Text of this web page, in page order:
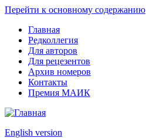
Перейти к основному содержанию
Главная
Редколлегия
Для авторов
Для рецезентов
Архив номеров
Контакты
Премия МАИК
English version